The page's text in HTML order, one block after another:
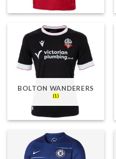
BOLTON WANDERERS
(1)